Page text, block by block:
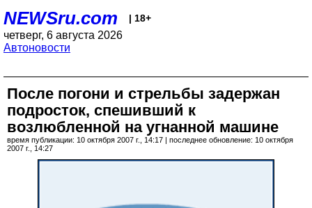
NEWSru.com | 18+
четверг, 6 августа 2026
Автоновости
После погони и стрельбы задержан
подросток, спешивший к
возлюбленной на угнанной машине
время публикации: 10 октября 2007 г., 14:17 | последнее обновление: 10 октября
2007 г., 14:27